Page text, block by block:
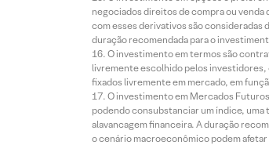
negociados direitos de compra ou
com esses derivativos são consideradas
duração recomendada para o
O investimento em termos são
livremente escolhido pelos investidores,
fixados livremente em mercado, em
O investimento em Mercados
podendo consubstanciar um índice,
alavancagem financeira. A duração
o cenário macroeconômico podem